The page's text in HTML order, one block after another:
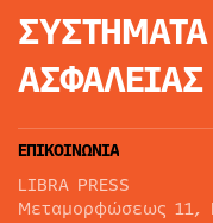
ΣΥΣΤΗΜΑΤΑ
ΑΣΦΑΛΕΙΑΣ
ΕΠΙΚΟΙΝΩΝΙΑ
LIBRA PRESS
Μεταμορφώσεως 11,